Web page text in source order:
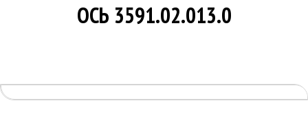
КОНТАКТЫ
ОСЬ 3591.02.013.0